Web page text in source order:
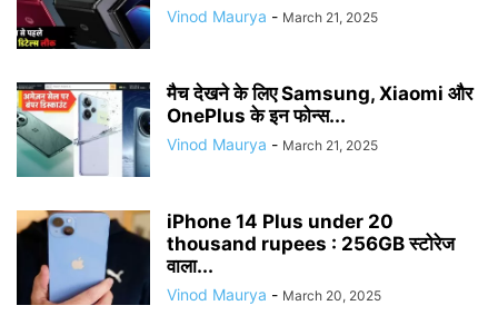
Vinod Maurya - March 21, 2025
मैच देखने के लिए Samsung, Xiaomi और
OnePlus के इन फोन्स...
Vinod Maurya - March 21, 2025
iPhone 14 Plus under 20
thousand rupees : 256GB स्टोरेज
वाला...
Vinod Maurya - March 20, 2025